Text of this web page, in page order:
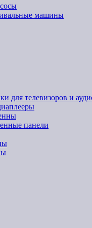
машины
для телевизоров и
панели